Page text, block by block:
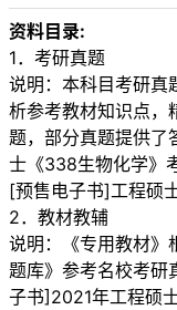
资料目录:
1．考研真题
说明：本科目考研真
析参考教材知识点，
题，部分真题提供了
士《338生物化学》
[预售电子书]工程硕
2．教材教辅
说明：《专用教材》
题库》参考名校考研
子书]2021年工程硕